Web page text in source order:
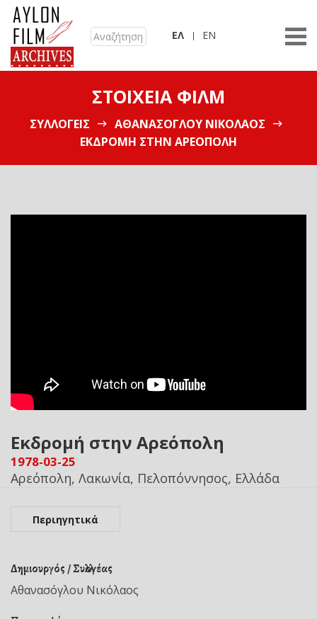
ΕΛ EN
ΣΤΟΙΧΕΊΑ ΦΙΛΜ
ΣΥΛΛΟΓΕΊΣ
ΑΘΑΝΑΣΌΓΛΟΥ ΝΙΚΌΛΑΟΣ
ΕΚΔΡΟΜΉ ΣΤΗΝ ΑΡΕΌΠΟΛΗ
Εκδρομή στην Αρεόπολη
1978-03-25
Αρεόπολη, Λακωνία, Πελοπόννησος, Ελλάδα
Περιηγητικά
Δημιουργός / Συλλογέας
Αθανασόγλου Νικόλαος